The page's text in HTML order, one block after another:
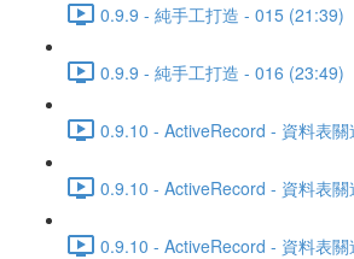
0.9.9 - 純手工打造 - 015 (21:39)
0.9.9 - 純手工打造 - 016 (23:49)
0.9.10 - ActiveRecord - 資料表
0.9.10 - ActiveRecord - 資料表
0.9.10 - ActiveRecord - 資料表